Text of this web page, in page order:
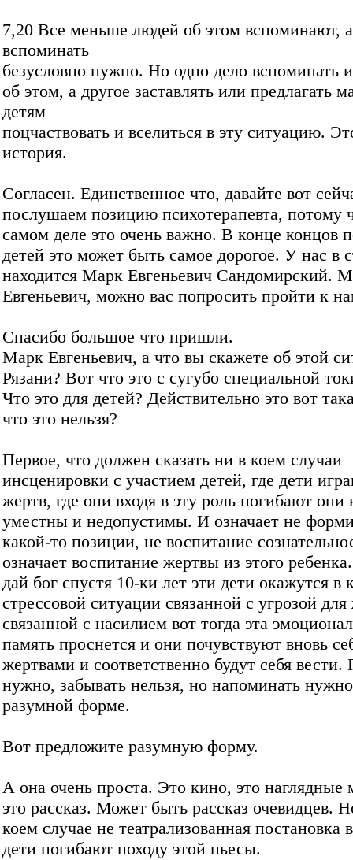
7,20 Все меньше людей об этом вспоминают, а
вспоминать
безусловно нужно. Но одно дело вспоминать
об этом, а другое заставлять или предлагать
детям
поцчаствовать и вселиться в эту ситуацию.
история.
Согласен. Единственное что, давайте вот
послушаем позицию психотерапевта, потому
самом деле это очень важно. В конце концов
детей это может быть самое дорогое. У нас в
находится Марк Евгеньевич Сандомирский.
Евгеньевич, можно вас попросить пройти к
Спасибо большое что пришли.
Марк Евгеньевич, а что вы скажете об этой
Рязани? Вот что это с сугубо специальной
Что это для детей? Действительно это вот
что это нельзя?
Первое, что должен сказать ни в коем случаи
инсценировки с участием детей, где дети
жертв, где они входя в эту роль погибают они
уместны и недопустимы. И означает не
какой-то позиции, не воспитание
означает воспитание жертвы из этого
дай бог спустя 10-ки лет эти дети окажутся в
стрессовой ситуации связанной с угрозой
связанной с насилием вот тогда эта
память проснется и они почувствуют вновь
жертвами и соответственно будут себя
нужно, забывать нельзя, но напоминать
разумной форме.
Вот предложите разумную форму.
А она очень проста. Это кино, это наглядные
это рассказ. Может быть рассказ очевидцев.
коем случае не театрализованная постановка
дети погибают походу этой пьесы.